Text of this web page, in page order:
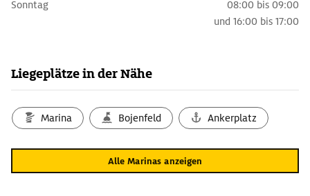
Sonntag
08:00 bis 09:00
und 16:00 bis 17:00
Liegeplätze in der Nähe
Marina Bojenfeld Ankerplatz
Alle Marinas anzeigen